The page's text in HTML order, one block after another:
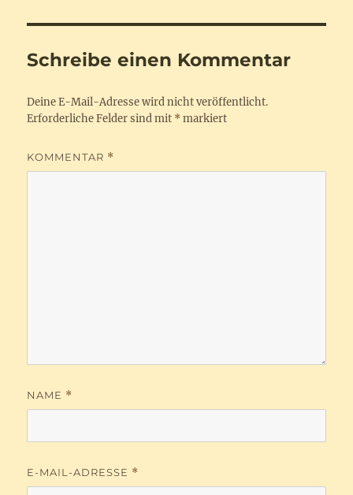
Schreibe einen Kommentar
Deine E-Mail-Adresse wird nicht veröffentlicht.
Erforderliche Felder sind mit * markiert
KOMMENTAR *
NAME *
E-MAIL-ADRESSE *